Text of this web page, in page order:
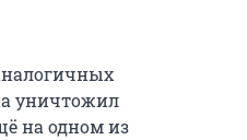
уничтожил
на одном из